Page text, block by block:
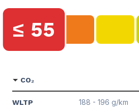
≤ 55
CO₂
WLTP 188 - 196 g/km